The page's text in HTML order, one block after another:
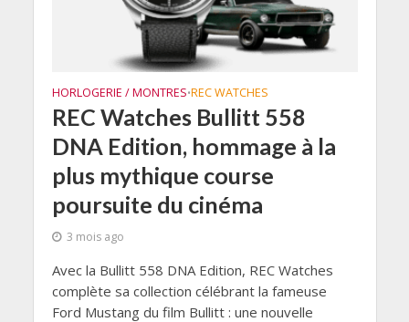
HORLOGERIE / MONTRES•REC WATCHES
REC Watches Bullitt 558
DNA Edition, hommage à la
plus mythique course
poursuite du cinéma
3 mois ago
Avec la Bullitt 558 DNA Edition, REC Watches
complète sa collection célébrant la fameuse
Ford Mustang du film Bullitt : une nouvelle